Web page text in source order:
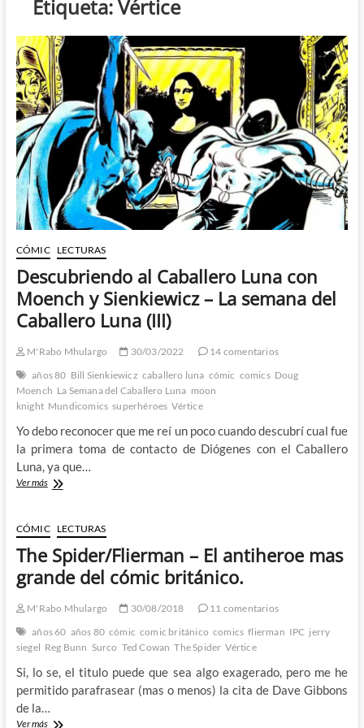
Etiqueta:Vértice
CÓMIC LECTURAS
Descubriendo al Caballero Luna con
Moench y Sienkiewicz – La semana del
Caballero Luna (III)
M'Rabo Mhulargo 30/03/2022
14 comentarios
años 80 Bill Sienkiewicz caballero luna cómic comics Doug
Moench La Semana del Caballero Luna moon
knight Mundicomics superhéroes Vértice
Yo debo reconocer que me reí un poco cuando descubrí cual fue
la primera toma de contacto de Diógenes con el Caballero
Luna, ya que…
Ver másDescubriendo
Luna
con
Moench
Sienkiewicz
La
semana
del
Luna
(III)
CÓMIC LECTURAS
The Spider/Flierman – El antiheroe mas
grande del cómic británico.
M'Rabo Mhulargo 30/08/2018
11 comentarios
años 60 años 80 cómic comic británico comics flierman IPC jerry
siegel Reg Bunn Surco Ted Cowan The Spider Vértice
Si, lo se, el titulo puede que sea algo exagerado, pero me he
permitido parafrasear (mas o menos) la cita de Dave Gibbons
de la…
Ver másThe